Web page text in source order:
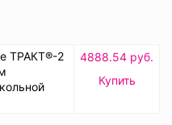
ТРАКТ®-2
4888.54 руб.
Купить